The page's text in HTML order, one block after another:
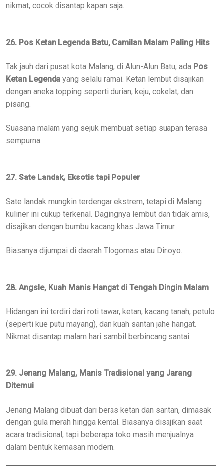
nikmat, cocok disantap kapan saja.
26. Pos Ketan Legenda Batu, Camilan Malam Paling Hits
Tak jauh dari pusat kota Malang, di Alun-Alun Batu, ada Pos
Ketan Legenda yang selalu ramai. Ketan lembut disajikan
dengan aneka topping seperti durian, keju, cokelat, dan
pisang.
Suasana malam yang sejuk membuat setiap suapan terasa
sempurna.
27. Sate Landak, Eksotis tapi Populer
Sate landak mungkin terdengar ekstrem, tetapi di Malang
kuliner ini cukup terkenal. Dagingnya lembut dan tidak amis,
disajikan dengan bumbu kacang khas Jawa Timur.
Biasanya dijumpai di daerah Tlogomas atau Dinoyo.
28. Angsle, Kuah Manis Hangat di Tengah Dingin Malam
Hidangan ini terdiri dari roti tawar, ketan, kacang tanah, petulo
(seperti kue putu mayang), dan kuah santan jahe hangat.
Nikmat disantap malam hari sambil berbincang santai.
29. Jenang Malang, Manis Tradisional yang Jarang
Ditemui
Jenang Malang dibuat dari beras ketan dan santan, dimasak
dengan gula merah hingga kental. Biasanya disajikan saat
acara tradisional, tapi beberapa toko masih menjualnya
dalam bentuk kemasan modern.